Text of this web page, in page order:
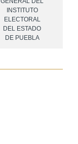
INSTITUTO
ELECTORAL
DEL ESTADO
DE PUEBLA